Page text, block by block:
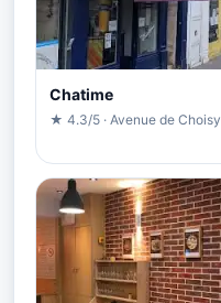
Chatime
★ 4.3/5 · Avenue de Choisy